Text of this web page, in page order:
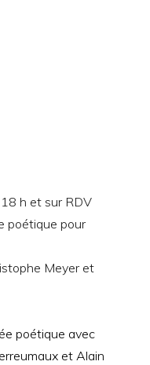
h et sur RDV
poétique pour
Meyer et
poétique avec
et Alain